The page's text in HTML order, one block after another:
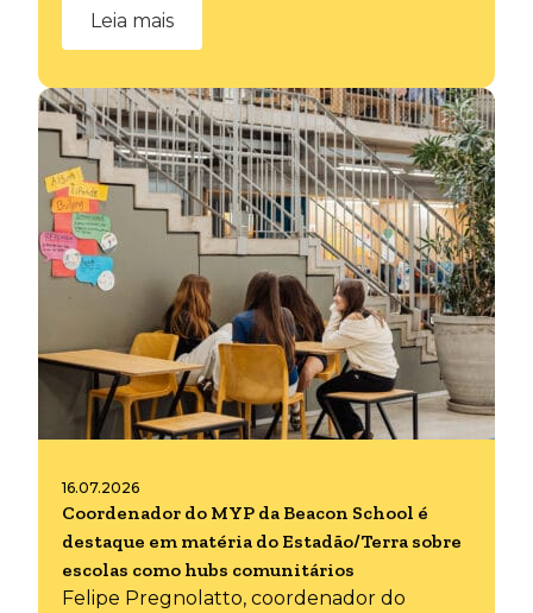
Leia mais
16.07.2026
Coordenador do MYP da Beacon School é
destaque em matéria do Estadão/Terra sobre
escolas como hubs comunitários
Felipe Pregnolatto, coordenador do